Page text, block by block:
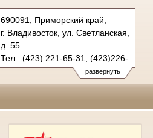
развернуть
690091, Приморский край,
г. Владивосток, ул. Светланская,
д. 55
Тел.: (423) 221-65-31, (423)226-
06-44 (ф.)
tihookeanskyfvs.prm@sudrf.ru